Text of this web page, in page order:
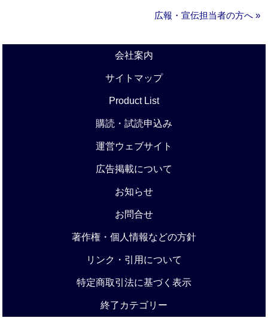
広報・宣伝担当者の方へ »
会社案内
サイトマップ
Product List
購読・試読申込み
運営ウェブサイト
広告掲載について
お知らせ
お問合せ
著作権・個人情報などの方針
リンク・引用について
特定商取引法に基づく表示
終了カテゴリー